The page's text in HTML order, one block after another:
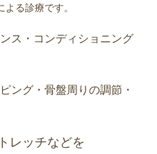
る診療です。
ス・コンディショニング
ング・骨盤周りの調節・
レッチなどを